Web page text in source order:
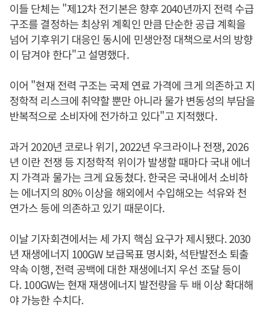
이들 단체는 "제12차 전기본은 향후 2040년까지 전력 수급
구조를 결정하는 최상위 계획인 만큼 단순한 공급 계획을
넘어 기후위기 대응인 동시에 민생안정 대책으로서의 방향
이 담겨야 한다"고 설명했다.
이어 "현재 전력 구조는 국제 연료 가격에 크게 의존하고 지
정학적 리스크에 취약할 뿐만 아니라 물가 변동성의 부담을
반복적으로 소비자에 전가하고 있다"고 지적했다.
과거 2020년 코로나 위기, 2022년 우크라이나 전쟁, 2026
년 이란 전쟁 등 지정학적 위이가 발생할 때마다 국내 에너
지 가격과 물가는 크게 요동쳤다. 한국은 국내에서 소비하
는 에너지의 80% 이상을 해외에서 수입해오는 석유와 천
연가스 등에 의존하고 있기 때문이다.
이날 기자회견에서는 세 가지 핵심 요구가 제시됐다. 2030
년 재생에너지 100GW 보급목표 명시화, 석탄발전소 퇴출
약속 이행, 전력 공백에 대한 재생에너지 우선 조달 등이
다. 100GW는 현재 재생에너지 발전량을 두 배 이상 확대해
야 가능한 수치다.